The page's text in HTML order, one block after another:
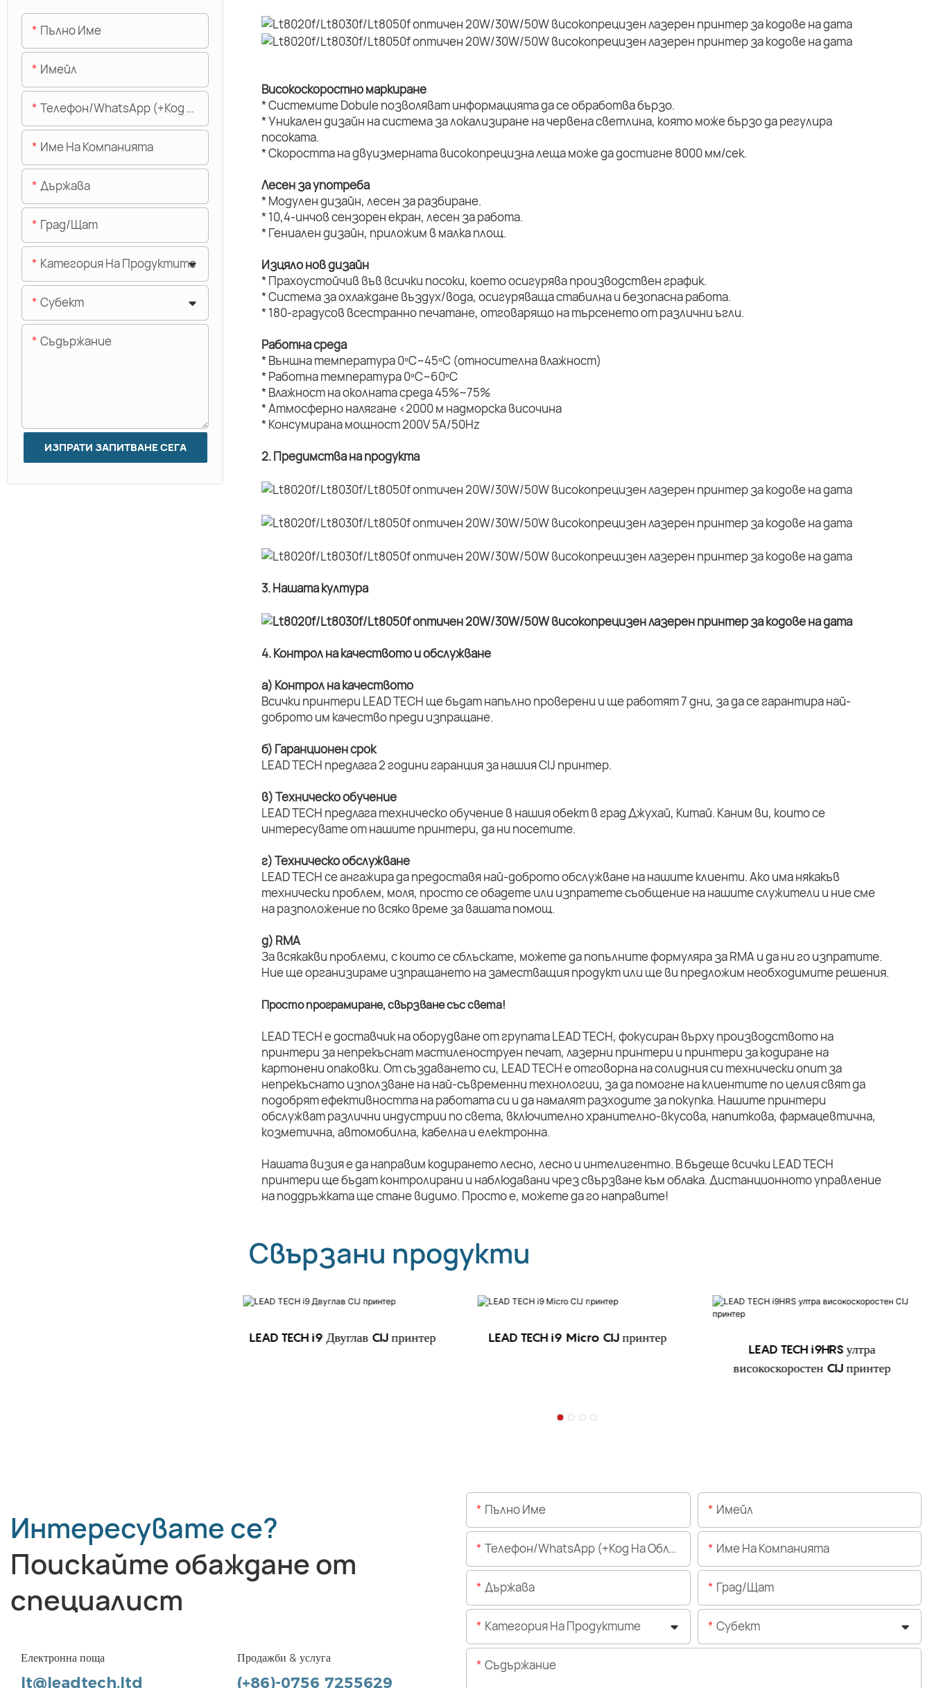
Високоскоростно маркиране
* Системите Dobule позволяват информацията да се обработва бързо.
* Уникален дизайн на система за локализиране на червена светлина, която може бързо да регулира
посоката.
* Скоростта на двуизмерната високопрецизна леща може да достигне 8000 мм/сек.
Лесен за употреба
* Модулен дизайн, лесен за разбиране.
* 10,4-инчов сензорен екран, лесен за работа.
* Гениален дизайн, приложим в малка площ.
Изцяло нов дизайн
* Прахоустойчив във всички посоки, което осигурява производствен график.
* Система за охлаждане въздух/вода, осигуряваща стабилна и безопасна работа.
* 180-градусов всестранно печатане, отговарящо на търсенето от различни ъгли.
Работна среда
* Външна температура 0ºC~45ºC (относителна влажност)
* Работна температура 0ºC~60ºC
* Влажност на околната среда 45%~75%
* Атмосферно налягане <2000 м надморска височина
* Консумирана мощност 200V 5A/50Hz
2. Предимства на продукта
3. Нашата култура
4. Контрол на качеството и обслужване
а) Контрол на качеството
Всички принтери LEAD TECH ще бъдат напълно проверени и ще работят 7 дни, за да се гарантира най-
доброто им качество преди изпращане.
б) Гаранционен срок
LEAD TECH предлага 2 години гаранция за нашия CIJ принтер.
в) Техническо обучение
LEAD TECH предлага техническо обучение в нашия обект в град Джухай, Китай. Каним ви, които се
интересувате от нашите принтери, да ни посетите.
г) Техническо обслужване
LEAD TECH се ангажира да предоставя най-доброто обслужване на нашите клиенти. Ако има някакъв
технически проблем, моля, просто се обадете или изпратете съобщение на нашите служители и ние сме
на разположение по всяко време за вашата помощ.
д) RMA
За всякакви проблеми, с които се сблъскате, можете да попълните формуляра за RMA и да ни го изпратите.
Ние ще организираме изпращането на заместващия продукт или ще ви предложим необходимите решения.
Просто програмиране, свързване със света!
LEAD TECH е доставчик на оборудване от групата LEAD TECH, фокусиран върху производството на
принтери за непрекъснат мастиленоструен печат, лазерни принтери и принтери за кодиране на
картонени опаковки. От създаването си, LEAD TECH е отговорна на солидния си технически опит за
непрекъснато използване на най-съвременни технологии, за да помогне на клиентите по целия свят да
подобрят ефективността на работата си и да намалят разходите за покупка. Нашите принтери
обслужват различни индустрии по света, включително хранително-вкусова, напиткова, фармацевтична,
козметична, автомобилна, кабелна и електронна.
Нашата визия е да направим кодирането лесно, лесно и интелигентно. В бъдеще всички LEAD TECH
принтери ще бъдат контролирани и наблюдавани чрез свързване към облака. Дистанционното управление
на поддръжката ще стане видимо. Просто е, можете да го направите!
Свързани продукти
LEAD TECH i9 Двуглав CIJ принтер
LEAD TECH i9 Micro CIJ принтер
LEAD TECH i9HRS ултра
високоскоростен CIJ принтер
Пълно Име
Имейл
Телефон/WhatsApp (+Код На Областта)
Име На Компанията
Държава
Град/щат
Категория На Продуктите
Субект
Съдържание
ИЗПРАТИ ЗАПИТВАНЕ СЕГА
Интересувате се?
Поискайте обаждане от
специалист
Електронна поща
lt@leadtech.ltd
Продажби & услуга
(+86)-0756 7255629
Пълно Име Имейл
Телефон/WhatsApp (+Код На Областта) Име На Компанията
Държава Град/щат
Категория На Продуктите Субект
Съдържание